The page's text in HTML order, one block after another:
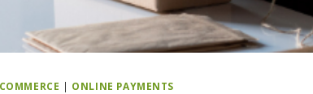
| ONLINE PAYMENTS